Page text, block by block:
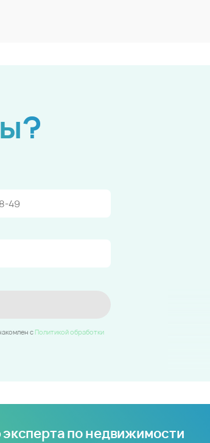
c Политикой обработки
по недвижимости